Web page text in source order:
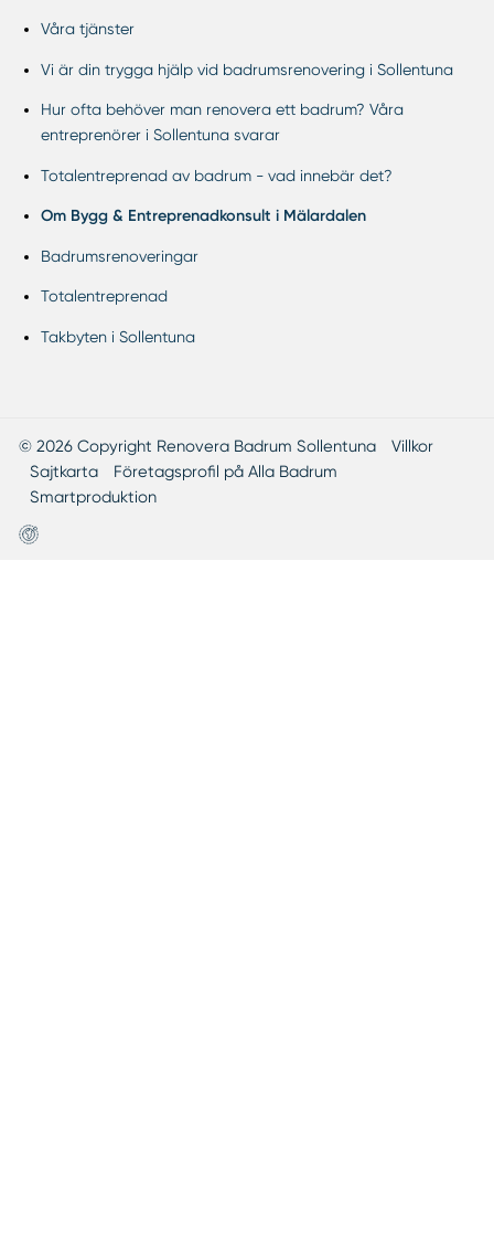
Våra tjänster
Vi är din trygga hjälp vid badrumsrenovering i Sollentuna
Hur ofta behöver man renovera ett badrum? Våra
entreprenörer i Sollentuna svarar
Totalentreprenad av badrum - vad innebär det?
Om Bygg & Entreprenadkonsult i Mälardalen
Badrumsrenoveringar
Totalentreprenad
Takbyten i Sollentuna
© 2026 Copyright Renovera Badrum Sollentuna
Villkor
Sajtkarta
Företagsprofil på Alla Badrum
Smartproduktion